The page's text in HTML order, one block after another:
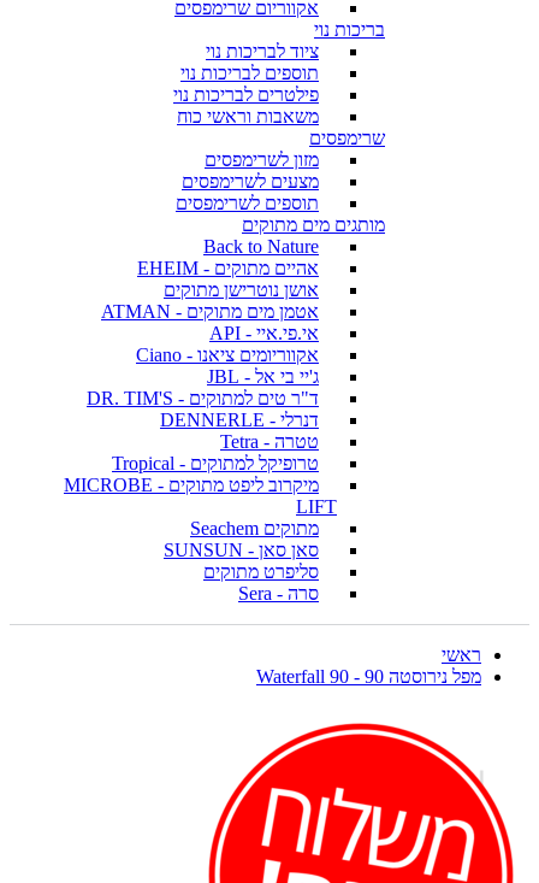
אקווריום שרימפסים
בריכות נוי
ציוד לבריכות נוי
תוספים לבריכות נוי
פילטרים לבריכות נוי
משאבות וראשי כוח
שרימפסים
מזון לשרימפסים
מצעים לשרימפסים
תוספים לשרימפסים
מותגים מים מתוקים
Back to Nature
אהיים מתוקים - EHEIM
אושן נוטרישן מתוקים
אטמן מים מתוקים - ATMAN
אי.פי.איי - API
אקווריומים ציאנו - Ciano
ג'יי בי אל - JBL
ד"ר טים למתוקים - DR. TIM'S
דנרלי - DENNERLE
טטרה - Tetra
טרופיקל למתוקים - Tropical
מיקרוב ליפט מתוקים - MICROBE
LIFT
מתוקים Seachem
סאן סאן - SUNSUN
סליפרט מתוקים
סרה - Sera
ראשי
מפל נירוסטה 90 - Waterfall 90